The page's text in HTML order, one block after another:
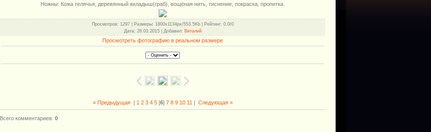
Ножны: Кожа телячья, деревянный вкладыш(граб), вощёная нить, тиснение, покраска, пропитка.
Просмотров: 1297 | Размеры: 1800x1134px/553.5Kb | Рейтинг: 0.0/0
Дата: 28.03.2015 | Добавил: Виталий
Просмотреть фотографию в реальном размере
« Предыдущая| 1 2 3 4 5[6] 7 8 9 10 11 | Следующая »
Всего комментариев: 0